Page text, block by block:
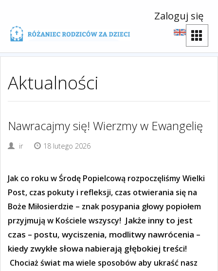
Zaloguj się
Aktualności
Nawracajmy się! Wierzmy w Ewangelię
ir 18 lutego 2026
Jak co roku w Środę Popielcową rozpoczęliśmy Wielki
Post, czas pokuty i refleksji, czas otwierania się na
Boże Miłosierdzie – znak posypania głowy popiołem
przyjmują w Kościele wszyscy! Jakże inny to jest
czas – postu, wyciszenia, modlitwy nawrócenia –
kiedy zwykłe słowa nabierają głębokiej treści!
Chociaż świat ma wiele sposobów aby ukraść nasz